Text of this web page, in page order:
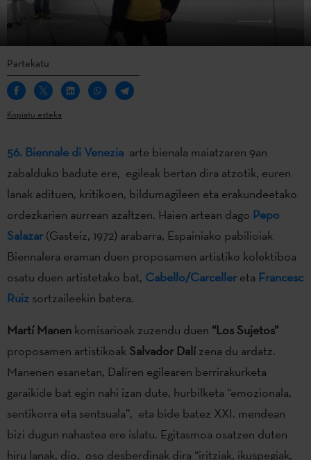
Partekatu
Kopiatu esteka
56. Biennale di Venezia arte bienala maiatzaren 9an
zabalduko badute ere, egileak bertan dira atzotik, euren
lanak adituen, kritikoen, bildumagileen eta erakundeetako
ordezkarien aurrean azaltzen. Haien artean dago Pepo
Salazar(Gasteiz, 1972) arabarra, Espainiako pabilioiak
Biennalera eraman duen proposamen artistiko kolektiboa
osatu duen artistetako bat, Cabello/Carceller eta Francesc
Ruiz sortzaileekin batera.
Martí Manen komisarioak zuzendu duen “Los Sujetos”
proposamen artistikoak Salvador Dalízena du ardatz.
Manenen esanetan, Dalíren egilearen berrirakurketa
garaikide bat egin nahi izan dute, hurbilketa “emozionala,
sentikorra eta sentsuala”, eta bide batez XXI. mendean
bizi dugun nahastea ere islatu. Egitasmoa osatzen duten
hiru lanak, dio, oso desberdinak dira “iritziak, ikuspegiak,